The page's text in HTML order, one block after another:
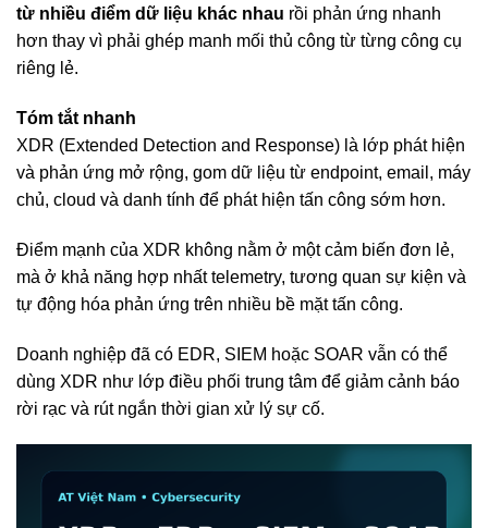
từ nhiều điểm dữ liệu khác nhau rồi phản ứng nhanh
hơn thay vì phải ghép manh mối thủ công từ từng công cụ
riêng lẻ.
Tóm tắt nhanh
XDR (Extended Detection and Response) là lớp phát hiện
và phản ứng mở rộng, gom dữ liệu từ endpoint, email, máy
chủ, cloud và danh tính để phát hiện tấn công sớm hơn.
Điểm mạnh của XDR không nằm ở một cảm biến đơn lẻ,
mà ở khả năng hợp nhất telemetry, tương quan sự kiện và
tự động hóa phản ứng trên nhiều bề mặt tấn công.
Doanh nghiệp đã có EDR, SIEM hoặc SOAR vẫn có thể
dùng XDR như lớp điều phối trung tâm để giảm cảnh báo
rời rạc và rút ngắn thời gian xử lý sự cố.